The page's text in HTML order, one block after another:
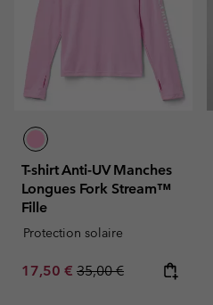
T-shirt Anti-UV Manches
Longues Fork Stream™
Fille
Protection solaire
Sale price:
17,50 € Regular price:
35,00 €